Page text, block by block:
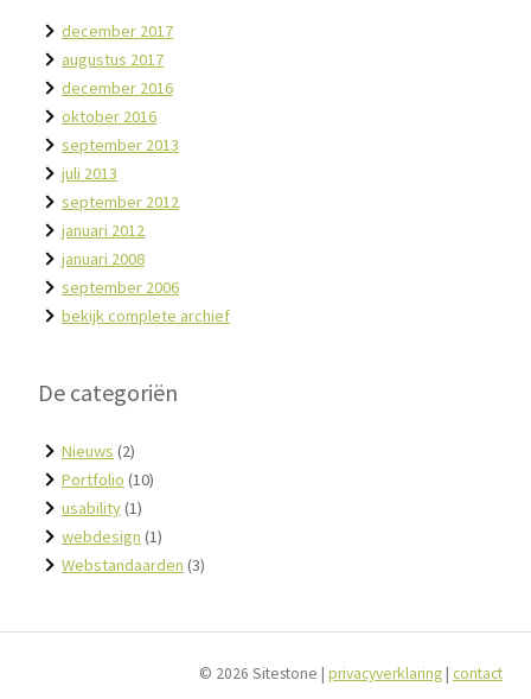
december 2017
augustus 2017
december 2016
oktober 2016
september 2013
juli 2013
september 2012
januari 2012
januari 2008
september 2006
bekijk complete archief
De categoriën
Nieuws (2)
Portfolio (10)
usability(1)
webdesign (1)
Webstandaarden (3)
© 2026 Sitestone | privacyverklaring| contact